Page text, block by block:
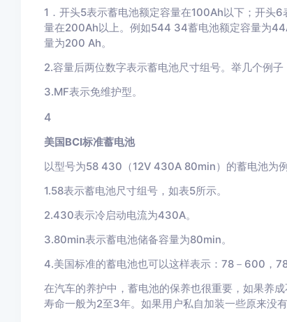
1．开头5表示蓄电池额定容量在100Ah以下；开头
量在200Ah以上。例如544 34蓄电池额定容量为
量为200 Ah。
2.容量后两位数字表示蓄电池尺寸组号。举几个例子
3.MF表示免维护型。
4
美国BCI标准蓄电池
以型号为58 430（12V 430A 80min）的蓄电池为
1.58表示蓄电池尺寸组号，如表5所示。
2.430表示冷启动电流为430A。
3.80min表示蓄电池储备容量为80min。
4.美国标准的蓄电池也可以这样表示：78－600，
在汽车的养护中，蓄电池的保养也很重要，如果养
寿命一般为2至3年。如果用户私自加装一些原来没